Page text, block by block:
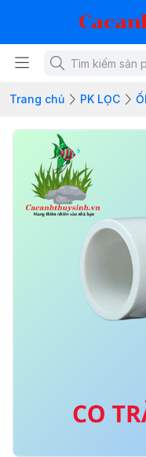
Trang chủ PK LỌC